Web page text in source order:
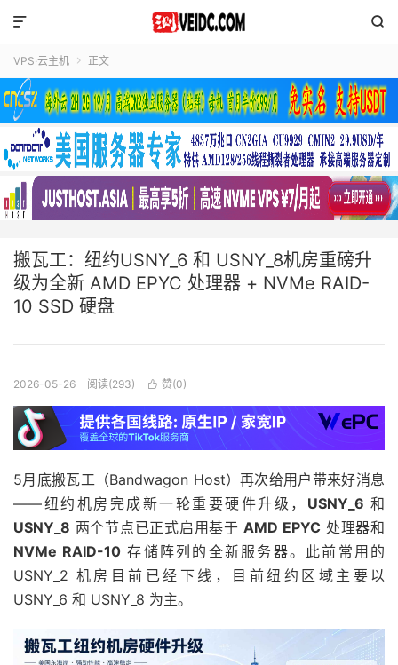


VPS·云主机  正文
搬瓦工：纽约USNY_6 和 USNY_8机房重磅升
级为全新 AMD EPYC 处理器 + NVMe RAID-
10 SSD 硬盘
2026-05-26 阅读(293)  赞(0)
5月底搬瓦工（Bandwagon Host）再次给用户带来好消息
——纽约机房完成新一轮重要硬件升级， USNY_6 和
USNY_8 两个节点已正式启用基于AMD EPYC 处理器和
NVMe RAID-10 存储阵列的全新服务器。此前常用的
USNY_2 机房目前已经下线，目前纽约区域主要以
USNY_6 和 USNY_8 为主。